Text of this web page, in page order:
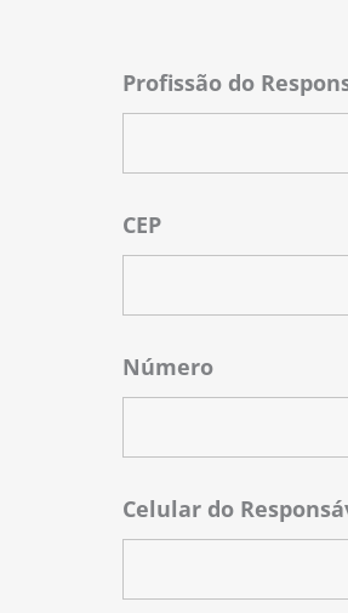
Profissão do
CEP
Número
Celular do